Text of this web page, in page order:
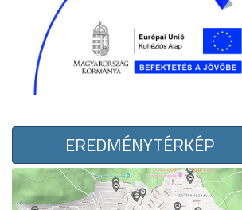
EREDMÉNYTÉRKÉP